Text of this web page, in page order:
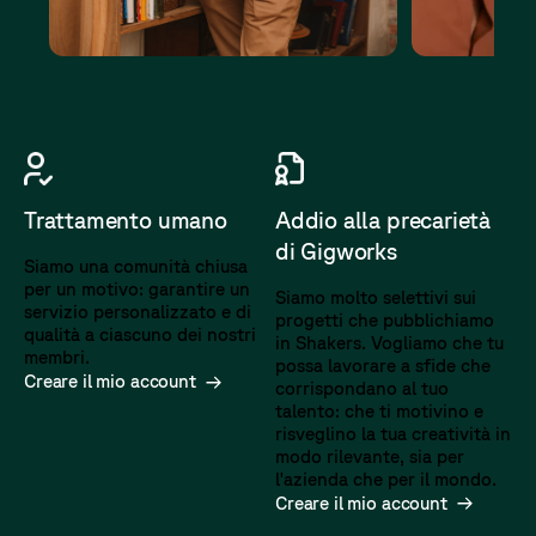
Trattamento umano
Siamo una comunità chiusa
per un motivo: garantire un
servizio personalizzato e di
qualità a ciascuno dei nostri
membri.
Creare il mio account
Addio alla precarietà
di Gigworks
Siamo molto selettivi sui
progetti che pubblichiamo
in Shakers. Vogliamo che tu
possa lavorare a sfide che
corrispondano al tuo
talento: che ti motivino e
risveglino la tua creatività in
modo rilevante, sia per
l'azienda che per il mondo.
Creare il mio account